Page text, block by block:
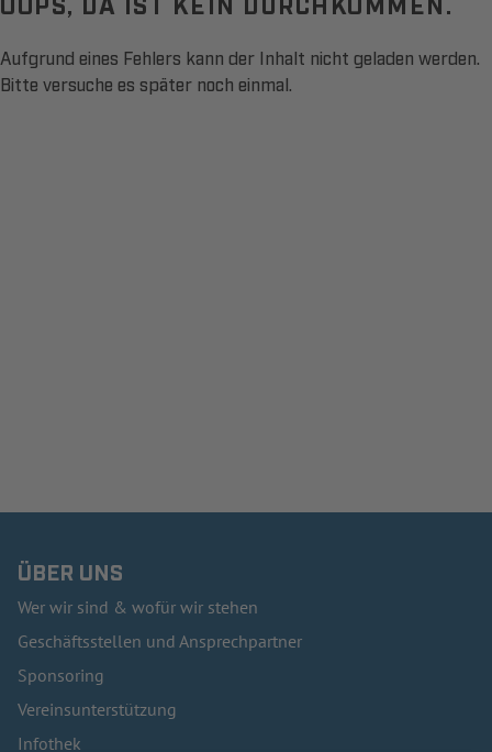
Aufgrund eines Fehlers kann der Inhalt nicht geladen werden.
Bitte versuche es später noch einmal.
ÜBER UNS
Wer wir sind & wofür wir stehen
Geschäftsstellen und Ansprechpartner
Sponsoring
Vereinsunterstützung
Infothek